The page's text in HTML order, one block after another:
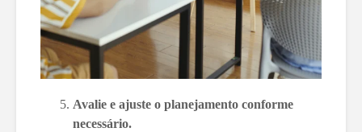
Avalie e ajuste o planejamento conforme
necessário.